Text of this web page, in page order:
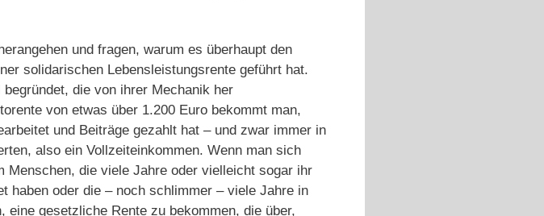
und fragen, warum es überhaupt den
solidarischen Lebensleistungsrente geführt hat.
die von ihrer Mechanik her
von etwas über 1.200 Euro bekommt man,
und Beiträge gezahlt hat – und zwar immer in
also ein Vollzeiteinkommen. Wenn man sich
die viele Jahre oder vielleicht sogar ihr
haben oder die – noch schlimmer – viele Jahre in
eine gesetzliche Rente zu bekommen, die über,